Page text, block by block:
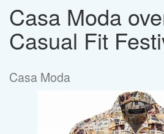
Casa Moda
Casual Fit
Casa Moda